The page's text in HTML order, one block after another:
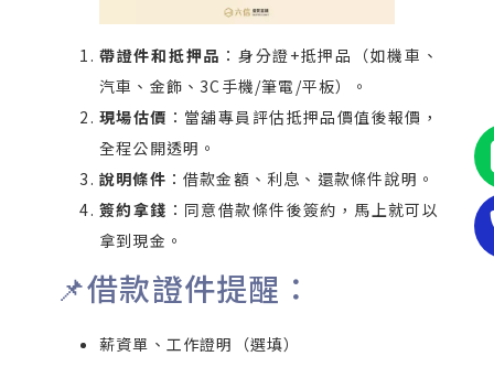
帶證件和抵押品 ：身分證+抵押品（如機車、
汽車、金飾、3C手機/筆電/平板）。
現場估價 ：當舖專員評估抵押品價值後報價，
全程公開透明。
說明條件 ：借款金額、利息、還款條件說明。
簽約拿錢 ：同意借款條件後簽約，馬上就可以
拿到現金。
📌借款證件提醒：
薪資單、工作證明（選填）